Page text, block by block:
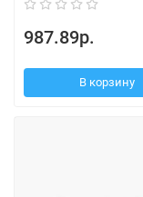
987.89р.
В корзину